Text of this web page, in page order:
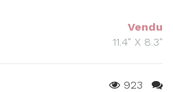
Vendu
11.4" X 8.3"
923